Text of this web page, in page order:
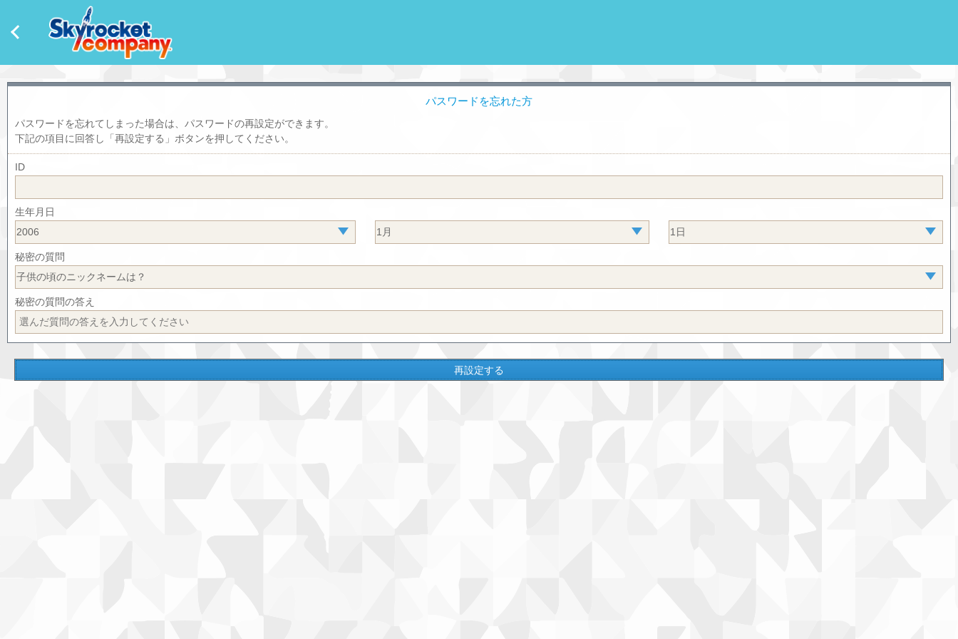
パスワードを忘れた方
パスワードを忘れてしまった場合は、パスワードの再設定ができます。
下記の項目に回答し「再設定する」ボタンを押してください。
ID
生年月日
秘密の質問
秘密の質問の答え
再設定する